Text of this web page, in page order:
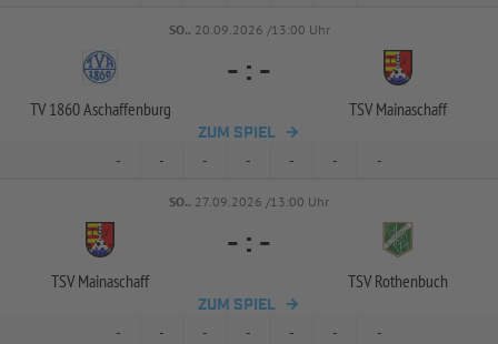
SO.. 20.09.2026 /13:00 Uhr
TV 1860 Aschaffenburg
- : -
TSV Mainaschaff
ZUM SPIEL
- - - - - - -
SO.. 27.09.2026 /13:00 Uhr
TSV Mainaschaff
- : -
TSV Rothenbuch
ZUM SPIEL
- - - - - - -